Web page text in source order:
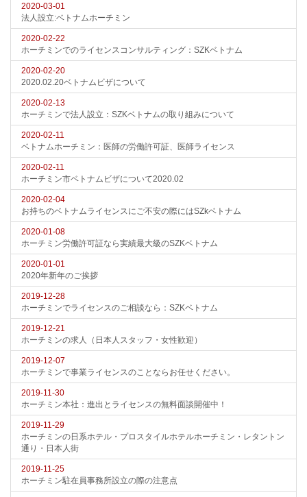
2020-03-01
法人設立:ベトナムホーチミン
2020-02-22
ホーチミンでのライセンスコンサルティング：SZKベトナム
2020-02-20
2020.02.20ベトナムビザについて
2020-02-13
ホーチミンで法人設立：SZKベトナムの取り組みについて
2020-02-11
ベトナムホーチミン：医師の労働許可証、医師ライセンス
2020-02-11
ホーチミン市ベトナムビザについて2020.02
2020-02-04
お持ちのベトナムライセンスにご不安の際にはSZkベトナム
2020-01-08
ホーチミン労働許可証なら実績最大級のSZKベトナム
2020-01-01
2020年新年のご挨拶
2019-12-28
ホーチミンでライセンスのご相談なら：SZKベトナム
2019-12-21
ホーチミンの求人（日本人スタッフ・女性歓迎）
2019-12-07
ホーチミンで事業ライセンスのことならお任せください。
2019-11-30
ホーチミン本社：進出とライセンスの無料面談開催中！
2019-11-29
ホーチミンの日系ホテル・プロスタイルホテルホーチミン・レタントン
通り・日本人街
2019-11-25
ホーチミン駐在員事務所設立の際の注意点